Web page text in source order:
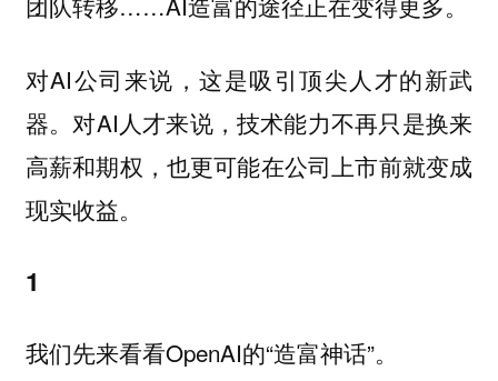
对AI公司来说，这是吸引顶尖人才的新武
器。对AI人才来说，技术能力不再只是换来
高薪和期权，也更可能在公司上市前就变成
现实收益。
1
我们先来看看OpenAI的“造富神话”。